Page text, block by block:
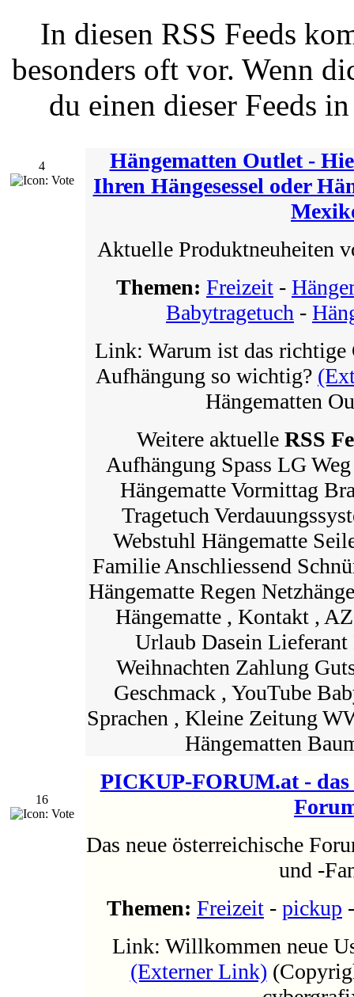
In diesen RSS Feeds
besonders oft vor. Wenn
du einen dieser Feeds
4
Hängematten Outlet -
Ihren Hängesessel oder
Aktuelle Produktneuheiten
Themen: Freizeit -
Babytragetuch -
Link: Warum ist das
Aufhängung so wichtig?
Hängematten
Weitere aktuelle RSS
Aufhängung Spass LG
Hängematte Vormittag
Tragetuch
Webstuhl Hängematte
Familie Anschliessend
Hängematte Regen
Hängematte , Kontakt ,
Urlaub Dasein
Weihnachten Zahlung
Geschmack , YouTube
Sprachen , Kleine Zeitung
Hängematten
16
PICKUP-FORUM.at - das
Das neue österreichische
und -
Themen: Freizeit - pickup
Link: Willkommen neue
(Externer Link)